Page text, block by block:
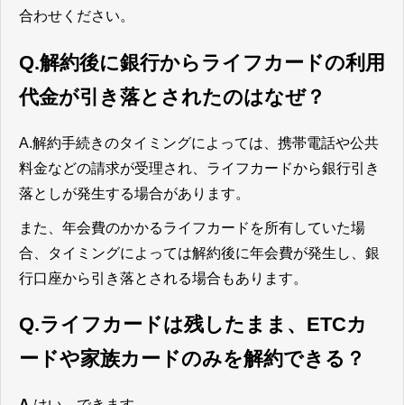
合わせください。
Q.解約後に銀行からライフカードの利用
代金が引き落とされたのはなぜ？
A.解約手続きのタイミングによっては、携帯電話や公共
料金などの請求が受理され、ライフカードから銀行引き
落としが発生する場合があります。
また、年会費のかかるライフカードを所有していた場
合、タイミングによっては解約後に年会費が発生し、銀
行口座から引き落とされる場合もあります。
Q.ライフカードは残したまま、ETCカ
ードや家族カードのみを解約できる？